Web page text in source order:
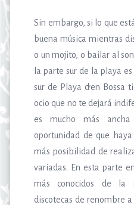
Sin embargo, si lo que
buena música mientras
o un mojito, o bailar al
la parte sur de la playa
sur de Playa d’en Bossa
ocio que no te dejará
es mucho más
oportunidad de que
más posibilidad de
variadas. En esta parte
más conocidos de la
discotecas de renombre